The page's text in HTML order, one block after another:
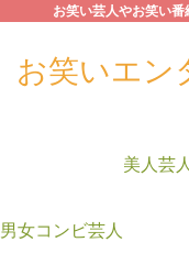
お笑い芸人やお笑い番
お笑いエン
美人芸人
男女コンビ芸人